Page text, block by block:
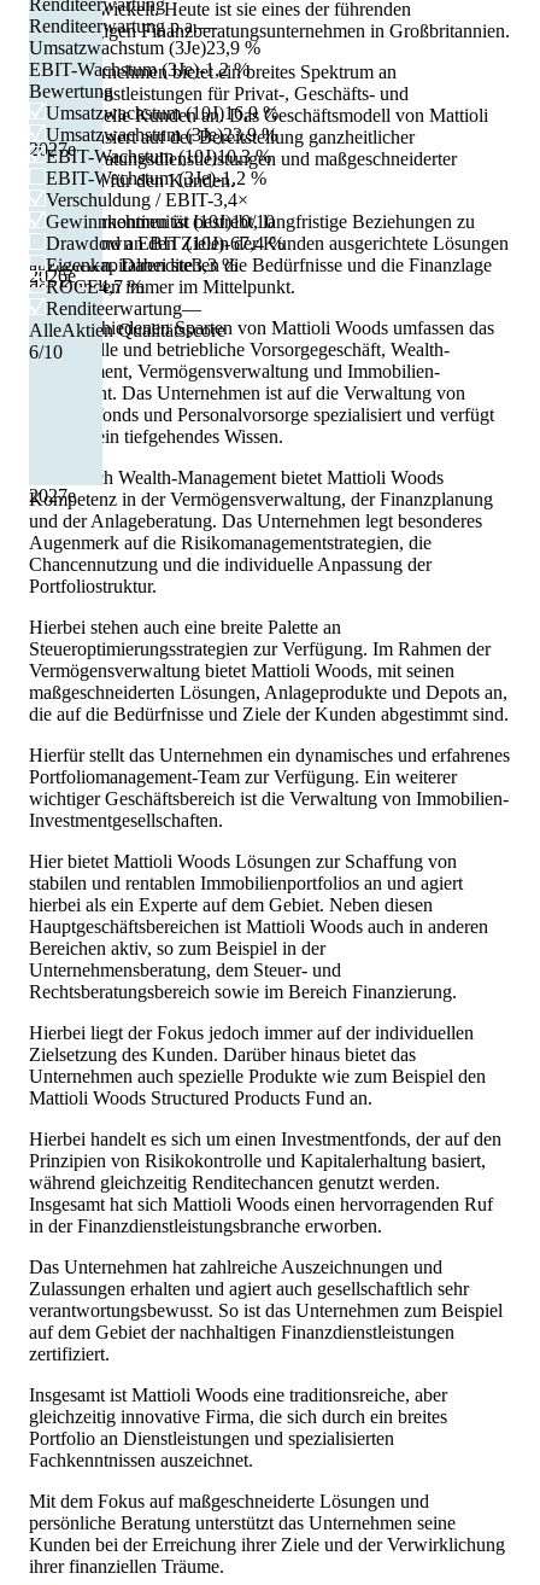
2027e
2026e
2027e
Renditeerwartung
Renditeerwartung p.a.—
Umsatzwachstum (3Je)23,9 %
EBIT-Wachstum (3Je)-1,2 %
Bewertung
Umsatzwachstum (10J)16,9 %
Umsatzwachstum (3Je)23,9 %
EBIT-Wachstum (10J)10,3 %
EBIT-Wachstum (3Je)-1,2 %
Verschuldung / EBIT-3,4×
Gewinnkontinuität (10J)10/10
Drawdown EBIT (10J)-67,4 %
Eigenkapitalrendite3,3 %
ROCE4,7 %
Renditeerwartung—
AlleAktien Qualitätsscore
6/10
weiterentwickelt. Heute ist sie eines der führenden
unabhängigen Finanzberatungsunternehmen in Großbritannien.
Das Unternehmen bietet ein breites Spektrum an
Finanzdienstleistungen für Privat-, Geschäfts- und
institutionelle Kunden an. Das Geschäftsmodell von Mattioli
Woods basiert auf der Bereitstellung ganzheitlicher
Finanzberatungsdienstleistungen und maßgeschneiderter
Lösungen für den Kunden.
Das Unternehmen ist bestrebt, langfristige Beziehungen zu
Pflegen und an den Zielen der Kunden ausgerichtete Lösungen
anzubieten. Dabei stehen die Bedürfnisse und die Finanzlage
des Kunden immer im Mittelpunkt.
Die verschiedenen Sparten von Mattioli Woods umfassen das
individuelle und betriebliche Vorsorgegeschäft, Wealth-
Management, Vermögensverwaltung und Immobilien-
Investment. Das Unternehmen ist auf die Verwaltung von
Pensionsfonds und Personalvorsorge spezialisiert und verfügt
hierüber ein tiefgehendes Wissen.
Im Bereich Wealth-Management bietet Mattioli Woods
Kompetenz in der Vermögensverwaltung, der Finanzplanung
und der Anlageberatung. Das Unternehmen legt besonderes
Augenmerk auf die Risikomanagementstrategien, die
Chancennutzung und die individuelle Anpassung der
Portfoliostruktur.
Hierbei stehen auch eine breite Palette an
Steueroptimierungsstrategien zur Verfügung. Im Rahmen der
Vermögensverwaltung bietet Mattioli Woods, mit seinen
maßgeschneiderten Lösungen, Anlageprodukte und Depots an,
die auf die Bedürfnisse und Ziele der Kunden abgestimmt sind.
Hierfür stellt das Unternehmen ein dynamisches und erfahrenes
Portfoliomanagement-Team zur Verfügung. Ein weiterer
wichtiger Geschäftsbereich ist die Verwaltung von Immobilien-
Investmentgesellschaften.
Hier bietet Mattioli Woods Lösungen zur Schaffung von
stabilen und rentablen Immobilienportfolios an und agiert
hierbei als ein Experte auf dem Gebiet. Neben diesen
Hauptgeschäftsbereichen ist Mattioli Woods auch in anderen
Bereichen aktiv, so zum Beispiel in der
Unternehmensberatung, dem Steuer- und
Rechtsberatungsbereich sowie im Bereich Finanzierung.
Hierbei liegt der Fokus jedoch immer auf der individuellen
Zielsetzung des Kunden. Darüber hinaus bietet das
Unternehmen auch spezielle Produkte wie zum Beispiel den
Mattioli Woods Structured Products Fund an.
Hierbei handelt es sich um einen Investmentfonds, der auf den
Prinzipien von Risikokontrolle und Kapitalerhaltung basiert,
während gleichzeitig Renditechancen genutzt werden.
Insgesamt hat sich Mattioli Woods einen hervorragenden Ruf
in der Finanzdienstleistungsbranche erworben.
Das Unternehmen hat zahlreiche Auszeichnungen und
Zulassungen erhalten und agiert auch gesellschaftlich sehr
verantwortungsbewusst. So ist das Unternehmen zum Beispiel
auf dem Gebiet der nachhaltigen Finanzdienstleistungen
zertifiziert.
Insgesamt ist Mattioli Woods eine traditionsreiche, aber
gleichzeitig innovative Firma, die sich durch ein breites
Portfolio an Dienstleistungen und spezialisierten
Fachkenntnissen auszeichnet.
Mit dem Fokus auf maßgeschneiderte Lösungen und
persönliche Beratung unterstützt das Unternehmen seine
Kunden bei der Erreichung ihrer Ziele und der Verwirklichung
ihrer finanziellen Träume.